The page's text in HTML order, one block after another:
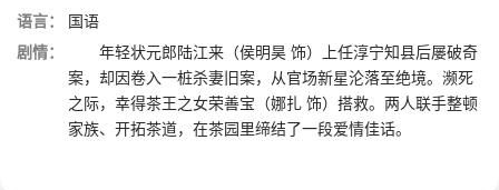
语言：
国语
剧情：
年轻状元郎陆江来（侯明昊 饰）上任淳宁知县后屡破奇
案，却因卷入一桩杀妻旧案，从官场新星沦落至绝境。濒死
之际，幸得茶王之女荣善宝（娜扎 饰）搭救。两人联手整顿
家族、开拓茶道，在茶园里缔结了一段爱情佳话。